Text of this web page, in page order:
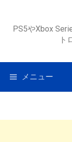
ツ
ス
PS5やXbox
ト
メニュー